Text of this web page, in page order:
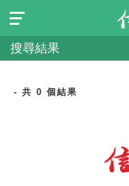
搜尋結果
- 共 0 個結果